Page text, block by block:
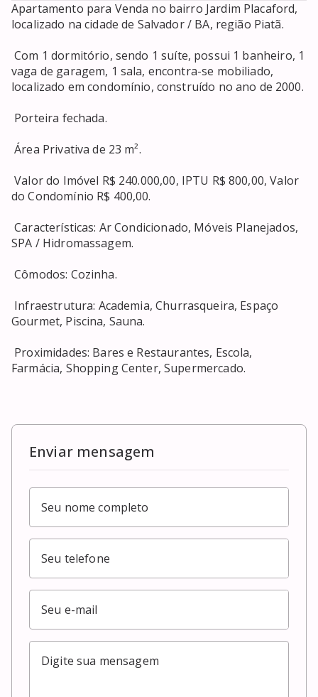
Apartamento para Venda no bairro Jardim Placaford,
localizado na cidade de Salvador / BA, região Piatã.
Com 1 dormitório, sendo 1 suíte, possui 1 banheiro, 1
vaga de garagem, 1 sala, encontra-se mobiliado,
localizado em condomínio, construído no ano de 2000.
Área Privativa de 23 m².
Valor do Imóvel R$ 240.000,00, IPTU R$ 800,00, Valor
do Condomínio R$ 400,00.
Características: Ar Condicionado, Móveis Planejados,
SPA / Hidromassagem.
Cômodos: Cozinha.
Gourmet, Piscina, Sauna.
Farmácia, Shopping Center, Supermercado.
Enviar mensagem